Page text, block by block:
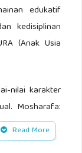
edukatif
kedisiplinan
(Anak Usia
nilai karakter
Mosharafa:
Read More